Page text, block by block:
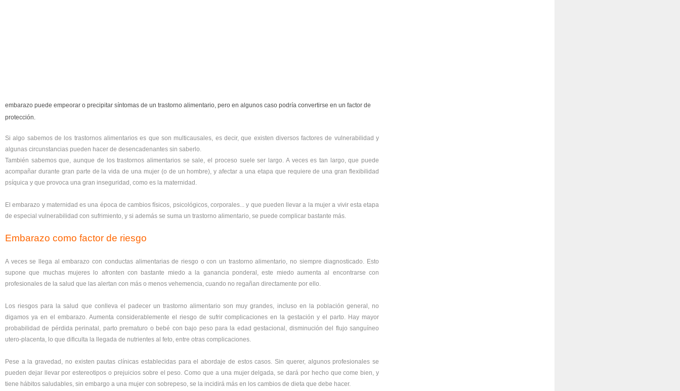
embarazo puede empeorar o precipitar síntomas de un trastorno alimentario, pero en algunos caso podría convertirse en un factor de
protección.
Si algo sabemos de los trastornos alimentarios es que son multicausales, es decir, que existen diversos factores de vulnerabilidad y
algunas circunstancias pueden hacer de desencadenantes sin saberlo.
También sabemos que, aunque de los trastornos alimentarios se sale, el proceso suele ser largo. A veces es tan largo, que puede
acompañar durante gran parte de la vida de una mujer (o de un hombre), y afectar a una etapa que requiere de una gran flexibilidad
psíquica y que provoca una gran inseguridad, como es la maternidad.
El embarazo y maternidad es una época de cambios físicos, psicológicos, corporales... y que pueden llevar a la mujer a vivir esta etapa
de especial vulnerabilidad con sufrimiento, y si además se suma un trastorno alimentario, se puede complicar bastante más.
Embarazo como factor de riesgo
A veces se llega al embarazo con conductas alimentarias de riesgo o con un trastorno alimentario, no siempre diagnosticado. Esto
supone que muchas mujeres lo afronten con bastante miedo a la ganancia ponderal, este miedo aumenta al encontrarse con
profesionales de la salud que las alertan con más o menos vehemencia, cuando no regañan directamente por ello.
Los riesgos para la salud que conlleva el padecer un trastorno alimentario son muy grandes, incluso en la población general, no
digamos ya en el embarazo. Aumenta considerablemente el riesgo de sufrir complicaciones en la gestación y el parto. Hay mayor
probabilidad de pérdida perinatal, parto prematuro o bebé con bajo peso para la edad gestacional, disminución del flujo sanguíneo
utero-placenta, lo que dificulta la llegada de nutrientes al feto, entre otras complicaciones.
Pese a la gravedad, no existen pautas clínicas establecidas para el abordaje de estos casos. Sin querer, algunos profesionales se
pueden dejar llevar por estereotipos o prejuicios sobre el peso. Como que a una mujer delgada, se dará por hecho que come bien, y
tiene hábitos saludables, sin embargo a una mujer con sobrepeso, se la incidirá más en los cambios de dieta que debe hacer.